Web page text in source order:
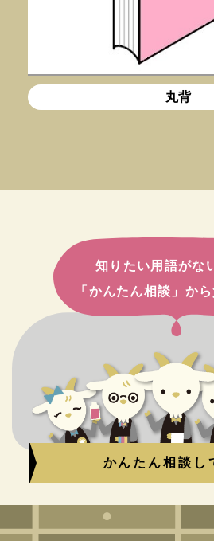
丸背
知りたい用語がな
「かんたん相談」か
かんたん相談し